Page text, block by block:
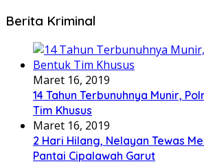
Berita Kriminal
Maret 16, 2019
14 Tahun Terbunuhnya Munir,
Tim Khusus
Maret 16, 2019
2 Hari Hilang, Nelayan Tewas
Pantai Cipalawah Garut